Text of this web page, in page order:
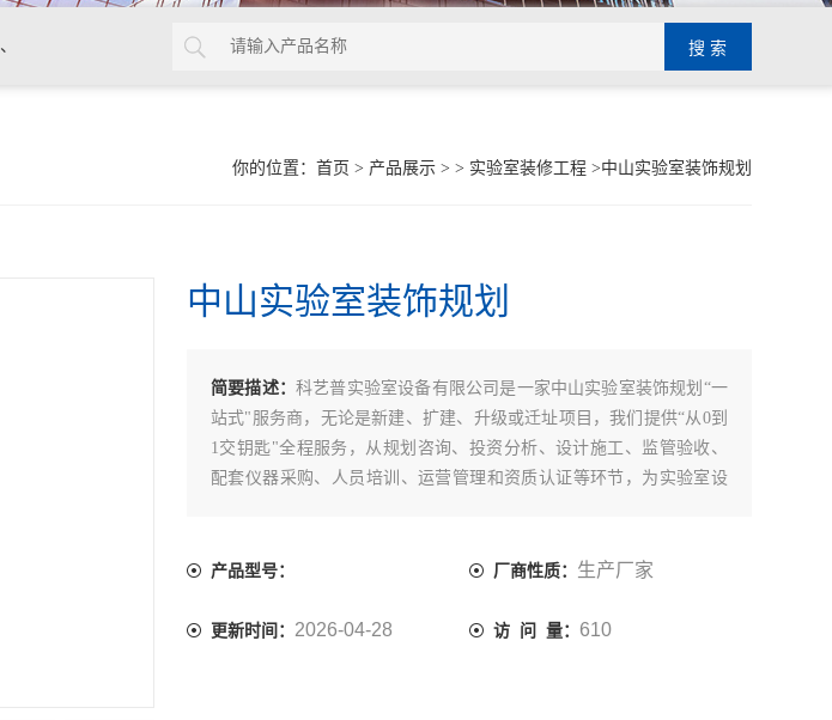
你的位置： 首页 > 产品展示> > 实验室装修工程>中山实验室装饰规划
中山实验室装饰规划
简要描述：科艺普实验室设备有限公司是一家中山实验室装饰规划“一
站式"服务商，无论是新建、扩建、升级或迁址项目，我们提供“从0到
1交钥匙"全程服务，从规划咨询、投资分析、设计施工、监管验收、
配套仪器采购、人员培训、运营管理和资质认证等环节，为实验室设
产品型号： 厂商性质： 生产厂家
更新时间： 2026-04-28 访 问 量： 610